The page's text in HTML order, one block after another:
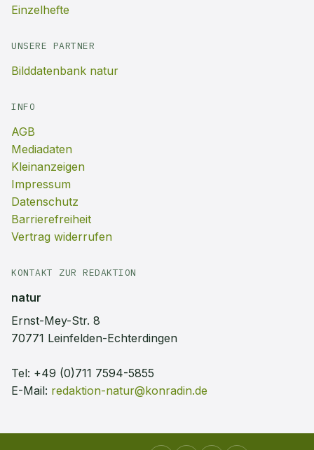
Einzelhefte
UNSERE PARTNER
Bilddatenbank natur
INFO
AGB
Mediadaten
Kleinanzeigen
Impressum
Datenschutz
Barrierefreiheit
Vertrag widerrufen
KONTAKT ZUR REDAKTION
natur
Ernst-Mey-Str. 8
70771 Leinfelden-Echterdingen
Tel: +49 (0)711 7594-5855
E-Mail: redaktion-natur@konradin.de